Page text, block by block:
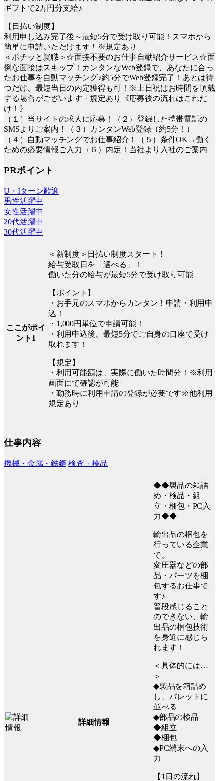
ギフトで2万円分支給♪
【日払い制度】
利用申し込み完了後～最短5分で受け取り可能！スマホから
簡単に申請いただけます！※規定あり
＜ポチッと就職＞☆面接不要のお仕事自動紹介サービス☆面
倒な面接はスキップ！カンタンなWeb登録で、あなたに合っ
たお仕事を自動マッチング♪約5分でWeb登録完了！あとは待
つだけ、最短当日の内定獲得も可！※土日祝はお時間を頂戴
する場合がございます・規定あり《応募後の流れはこれだ
け！》
（１）当サイトの求人に応募！（２）登録した携帯電話の
SMSよりご案内！（３）カンタンWeb登録（約5分！）
（４）自動マッチングでお仕事紹介！（５）条件OK→働く
ための必要情報ご入力（６）内定！当社より入社のご案内
PRポイント
U・Iターン歓迎
男性活躍中
女性活躍中
20代活躍中
30代活躍中
ここがポイ
ント1
＜新制度＞日払い制度スタート！
給与受取日を「選べる」！
働いた分の給与が最短5分で受け取り可能！
【ポイント】
・お手元のスマホからカンタン！申請・利用申
込！
・1,000円単位で申請可能！
・利用申込後、最短5分でご自身の口座で受け
取れます！
【規定】
・利用可能額は、実際に働いた時間分！※利用
画面にて確認が可能
・勤務時に利用申請の登録が必要です※他利用
規定あり
仕事内容
機械・金属・鉄鋼 検査・検品
詳細情報
◆◆製品の箱詰
め・検品・組
立・梱包・PC入
力◆◆
輸出品の梱包を
行っている企業
で、
変圧器などの部
品・パーツを梱
包するお仕事で
す♪
普段感じること
のできない、輸
出品の梱包技術
を身近に感じら
れます！
＜具体的には…
＞
◆製品を箱詰め
し、パレットに
並べる
◆部品の検品
◆組立
◆梱包
◆PC端末への入
力
【1日の流れ】